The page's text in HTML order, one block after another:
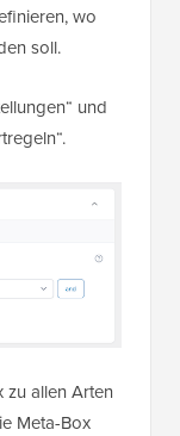
wo
soll.
und
allen Arten
Meta-Box